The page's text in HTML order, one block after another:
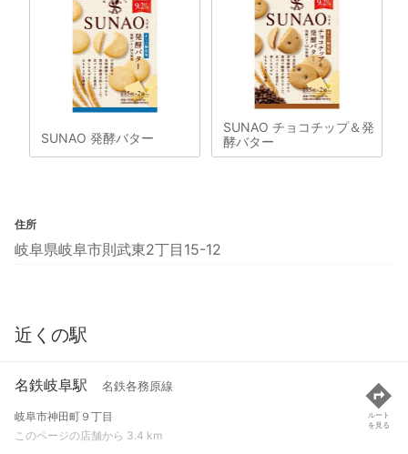
SUNAO 発酵バター
SUNAO チョコチップ＆発
酵バター
住所
岐阜県岐阜市則武東2丁目15-12
近くの駅
名鉄岐阜駅 名鉄各務原線
岐阜市神田町９丁目
このページの店舗から 3.4 km
ルート
を見る